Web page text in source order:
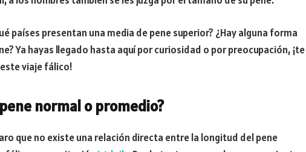
países presentan una media de pene superior? ¿Hay alguna forma
Ya hayas llegado hasta aquí por curiosidad o por preocupación, ¡te
viaje fálico!
normal o promedio?
que no existe una relación directa entre la longitud del pene